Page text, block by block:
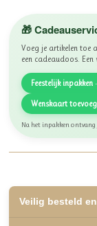
🎁
Voeg je artikelen toe
een cadeaudoos.
Feestelijk inpakken
Wenskaart
Na het inpakken
Veilig besteld